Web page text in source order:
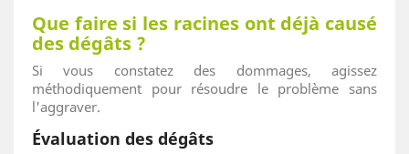
Que faire si les racines ont déjà causé
des dégâts ?
Si vous constatez des dommages, agissez
méthodiquement pour résoudre le problème sans
l'aggraver.
Évaluation des dégâts